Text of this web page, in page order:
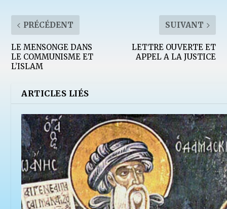
PRÉCÉDENT
LE MENSONGE DANS
LE COMMUNISME ET
L’ISLAM
SUIVANT
LETTRE OUVERTE ET
APPEL A LA JUSTICE
ARTICLES LIÉS